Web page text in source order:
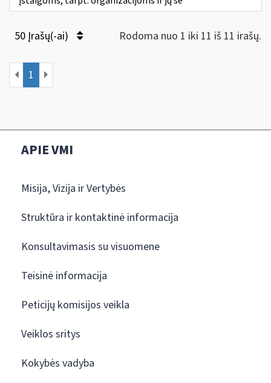
50 Įrašų(-ai) Rodoma nuo 1 iki 11 iš 11 irašų.
1
APIE VMI
Misija, Vizija ir Vertybės
Struktūra ir kontaktinė informacija
Konsultavimasis su visuomene
Teisinė informacija
Peticijų komisijos veikla
Veiklos sritys
Kokybės vadyba